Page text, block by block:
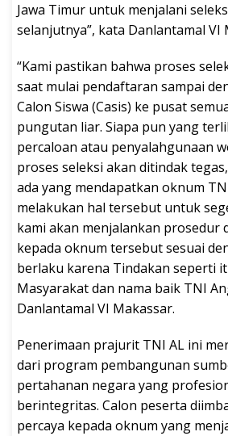
Jawa Timur untuk menjalani
selanjutnya”, kata Danlantamal VI
“Kami pastikan bahwa proses
saat mulai pendaftaran sampai
Calon Siswa (Casis) ke pusat
pungutan liar. Siapa pun yang
percaloan atau penyalahgunaan
proses seleksi akan ditindak
ada yang mendapatkan oknum
melakukan hal tersebut untuk
kami akan menjalankan prosedur
kepada oknum tersebut sesuai
berlaku karena Tindakan seperti
Masyarakat dan nama baik TNI
Danlantamal VI Makassar.
Penerimaan prajurit TNI AL ini
dari program pembangunan
pertahanan negara yang
berintegritas. Calon peserta
percaya kepada oknum yang